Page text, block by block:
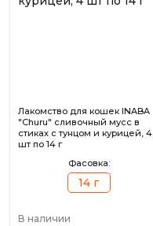
Лакомство для кошек INABA
"Churu" сливочный мусс в
стиках с тунцом и курицей, 4
шт по 14 г
Фасовка:
14 г
В наличии